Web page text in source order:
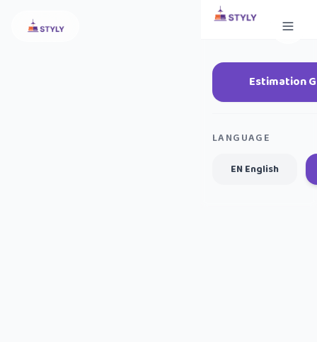
Estimation
LANGUAGE
EN English